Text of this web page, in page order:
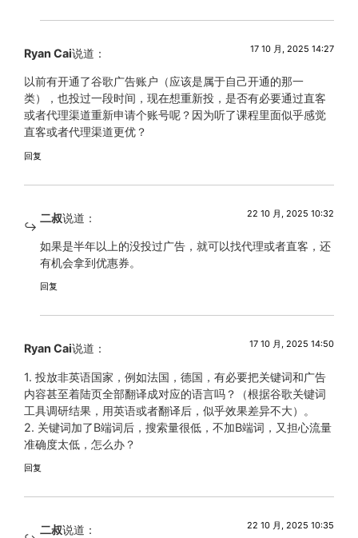
Ryan Cai说道： 17 10 月, 2025 14:27
以前有开通了谷歌广告账户（应该是属于自己开通的那一
类），也投过一段时间，现在想重新投，是否有必要通过直客
或者代理渠道重新申请个账号呢？因为听了课程里面似乎感觉
直客或者代理渠道更优？
回复
二叔说道： 22 10 月, 2025 10:32
如果是半年以上的没投过广告，就可以找代理或者直客，还
有机会拿到优惠券。
回复
Ryan Cai说道： 17 10 月, 2025 14:50
1. 投放非英语国家，例如法国，德国，有必要把关键词和广告
内容甚至着陆页全部翻译成对应的语言吗？（根据谷歌关键词
工具调研结果，用英语或者翻译后，似乎效果差异不大）。
2. 关键词加了B端词后，搜索量很低，不加B端词，又担心流量
准确度太低，怎么办？
回复
二叔说道： 22 10 月, 2025 10:35